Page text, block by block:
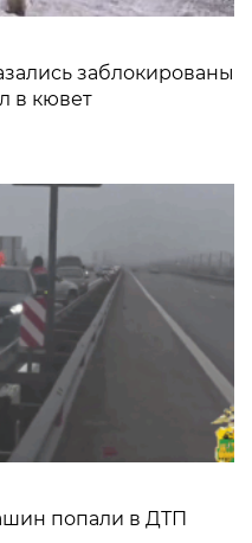
заблокированы
в кювет
попали в ДТП